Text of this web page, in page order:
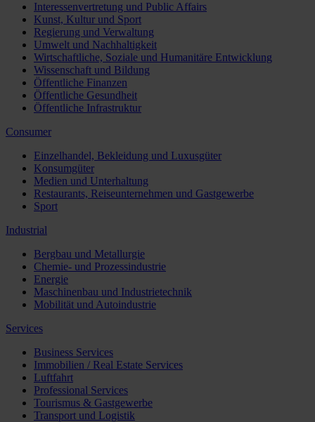
Interessenvertretung und Public Affairs
Kunst, Kultur und Sport
Regierung und Verwaltung
Umwelt und Nachhaltigkeit
Wirtschaftliche, Soziale und Humanitäre Entwicklung
Wissenschaft und Bildung
Öffentliche Finanzen
Öffentliche Gesundheit
Öffentliche Infrastruktur
Consumer
Einzelhandel, Bekleidung und Luxusgüter
Konsumgüter
Medien und Unterhaltung
Restaurants, Reiseunternehmen und Gastgewerbe
Sport
Industrial
Bergbau und Metallurgie
Chemie- und Prozessindustrie
Energie
Maschinenbau und Industrietechnik
Mobilität und Autoindustrie
Services
Business Services
Immobilien / Real Estate Services
Luftfahrt
Professional Services
Tourismus & Gastgewerbe
Transport und Logistik